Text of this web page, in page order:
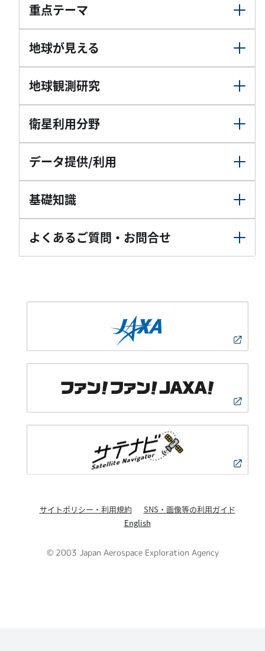
重点テーマ
地球が見える
地球観測研究
衛星利用分野
データ提供/利用
基礎知識
よくあるご質問・お問合せ
サイトポリシー・利用規約
SNS・画像等の利用ガイド
English
© 2003 Japan Aerospace Exploration Agency